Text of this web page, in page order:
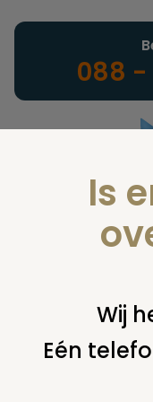
088 -
U bent hier: home
Is
Wij
Eén